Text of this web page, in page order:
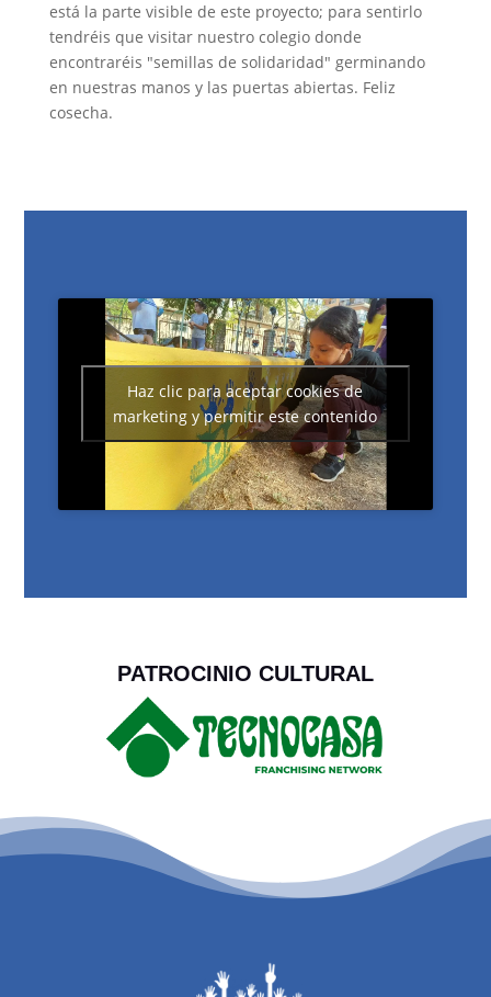
está la parte visible de este proyecto; para sentirlo
tendréis que visitar nuestro colegio donde
encontraréis "semillas de solidaridad" germinando
en nuestras manos y las puertas abiertas. Feliz
cosecha.
Haz clic para aceptar cookies de
marketing y permitir este contenido
PATROCINIO CULTURAL